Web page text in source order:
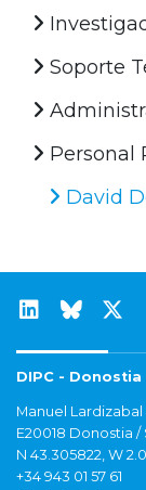
Soporte
Personal
David
DIPC -
Manuel Lardizabal
E20018 Donostia /
N 43.305822, W
+34 943 01 57 61